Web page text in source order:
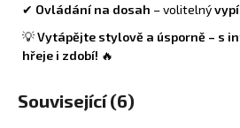
✔ Ovládání na dosah – volitelný
💡Vytápějte stylově a úsporně – s
hřeje i zdobí! 🔥
Související (6)